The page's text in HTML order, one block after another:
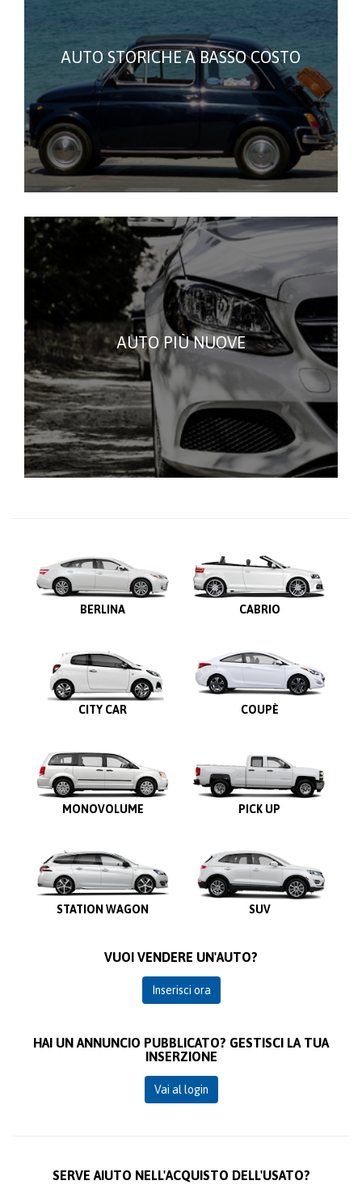
AUTO STORICHE A BASSO COSTO
AUTO PIÙ NUOVE
BERLINA CABRIO
CITY CAR COUPÈ
MONOVOLUME PICK UP
STATION WAGON SUV
VUOI VENDERE UN'AUTO?
Inserisci ora
HAI UN ANNUNCIO PUBBLICATO? GESTISCI LA TUA
INSERZIONE
Vai al login
SERVE AIUTO NELL'ACQUISTO DELL'USATO?